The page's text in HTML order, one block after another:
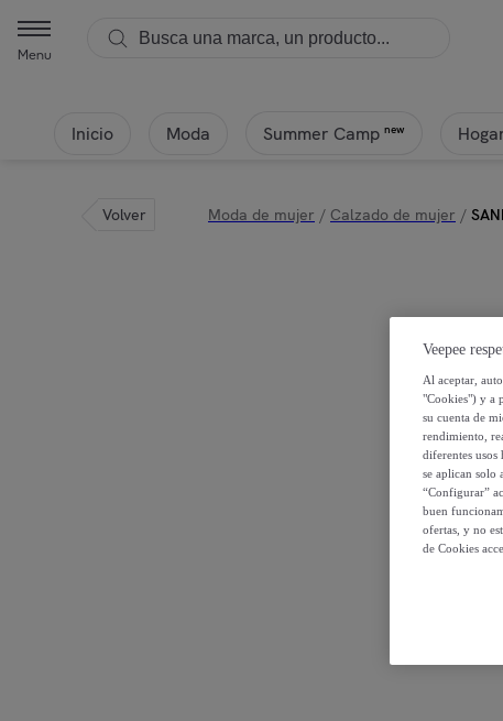
Menu
Inicio Moda Summer Camp new
Volver Moda de mujer / Calzado de mujer /
Veepee
Al aceptar,
"Cookies") y a
su cuenta de
rendimiento,
diferentes
se aplican solo
“Configurar”
buen
ofertas, y no
de Cookies